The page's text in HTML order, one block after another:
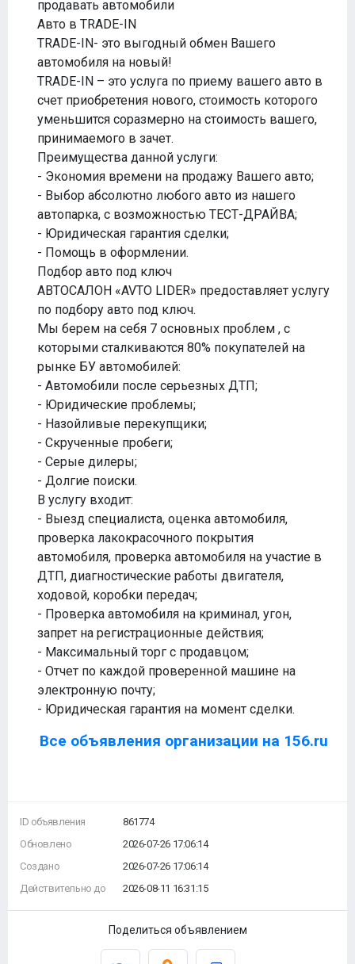
продавать автомобили
Авто в TRADE-IN
TRADE-IN- это выгодный обмен Вашего
автомобиля на новый!
TRADE-IN – это услуга по приему вашего авто в
счет приобретения нового, стоимость которого
уменьшится соразмерно на стоимость вашего,
принимаемого в зачет.
Преимущества данной услуги:
- Экономия времени на продажу Вашего авто;
- Выбор абсолютно любого авто из нашего
автопарка, с возможностью ТЕСТ-ДРАЙВА;
- Юридическая гарантия сделки;
- Помощь в оформлении.
Подбор авто под ключ
АВТОСАЛОН «AVTO LIDER» предоставляет услугу
по подбору авто под ключ.
Мы берем на себя 7 основных проблем , с
которыми сталкиваются 80% покупателей на
рынке БУ автомобилей:
- Автомобили после серьезных ДТП;
- Юридические проблемы;
- Назойливые перекупщики;
- Скрученные пробеги;
- Серые дилеры;
- Долгие поиски.
В услугу входит:
- Выезд специалиста, оценка автомобиля,
проверка лакокрасочного покрытия
автомобиля, проверка автомобиля на участие в
ДТП, диагностические работы двигателя,
ходовой, коробки передач;
- Проверка автомобиля на криминал, угон,
запрет на регистрационные действия;
- Максимальный торг с продавцом;
- Отчет по каждой проверенной машине на
электронную почту;
- Юридическая гарантия на момент сделки.
Все объявления организации на 156.ru
ID объявления
Обновлено
Создано
Действительно до
861774
2026-07-26 17:06:14
2026-07-26 17:06:14
2026-08-11 16:31:15
Поделиться объявлением